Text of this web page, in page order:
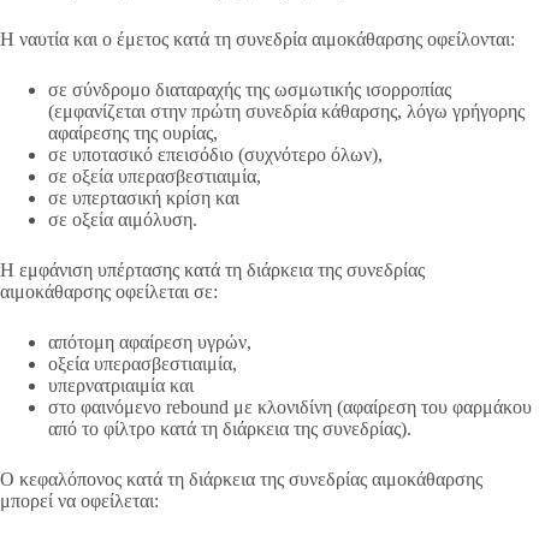
Η ναυτία και ο έμετος κατά τη συνεδρία αιμοκάθαρσης οφείλονται:
σε σύνδρομο διαταραχής της ωσμωτικής ισορροπίας
(εμφανίζεται στην πρώτη συνεδρία κάθαρσης, λόγω γρήγορης
αφαίρεσης της ουρίας,
σε υποτασικό επεισόδιο (συχνότερο όλων),
σε οξεία υπερασβεστιαιμία,
σε υπερτασική κρίση και
σε οξεία αιμόλυση.
Η εμφάνιση υπέρτασης κατά τη διάρκεια της συνεδρίας
αιμοκάθαρσης οφείλεται σε:
απότομη αφαίρεση υγρών,
οξεία υπερασβεστιαιμία,
υπερνατριαιμία και
στο φαινόμενο rebound με κλονιδίνη (αφαίρεση του φαρμάκου
από το φίλτρο κατά τη διάρκεια της συνεδρίας).
Ο κεφαλόπονος κατά τη διάρκεια της συνεδρίας αιμοκάθαρσης
μπορεί να οφείλεται: